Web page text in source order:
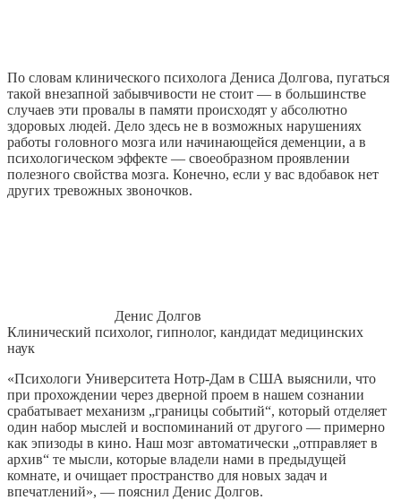
По словам клинического психолога Дениса Долгова, пугаться
такой внезапной забывчивости не стоит — в большинстве
случаев эти провалы в памяти происходят у абсолютно
здоровых людей. Дело здесь не в возможных нарушениях
работы головного мозга или начинающейся деменции, а в
психологическом эффекте — своеобразном проявлении
полезного свойства мозга. Конечно, если у вас вдобавок нет
других тревожных звоночков.
Денис Долгов
Клинический психолог, гипнолог, кандидат медицинских
наук
«Психологи Университета Нотр-Дам в США выяснили, что
при прохождении через дверной проем в нашем сознании
срабатывает механизм „границы событий“, который отделяет
один набор мыслей и воспоминаний от другого — примерно
как эпизоды в кино. Наш мозг автоматически „отправляет в
архив“ те мысли, которые владели нами в предыдущей
комнате, и очищает пространство для новых задач и
впечатлений», — пояснил Денис Долгов.